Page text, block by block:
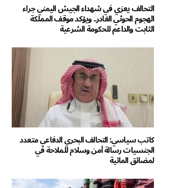
التحالف يعزي في شهداء الجيش اليمني جراء
الهجوم الحوثي الغادر.. ويؤكد موقف المملكة
الثابت والداعم للحكومة الشرعية
كاتب سياسي: التحالف البحري الدفاعي متعدد
الجنسيات رسالة أمن وسلام للملاحة في
لمضائق المائية